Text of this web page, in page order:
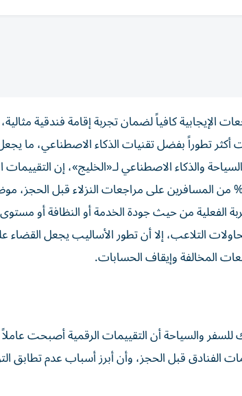
كافياً لضمان تجربة إقامة فندقية
تطوراً بفضل تقنيات الذكاء الاصطناعي، ما
والذكاء الاصطناعي لـ«الخليج»، إن التقييمات
المؤثرة في اختيار الفنادق، حيث يطّلع نحو 80% من المسافرين على مراجعات
الفعلية من حيث جودة الخدمة أو النظافة أو
التلاعب، إلا أن تطور الأساليب يجعل
المخالفة وإيقاف الحسابات.
للسفر والسياحة أن التقييمات الرقمية أصبحت
تقييمات الفنادق قبل الحجز، وأن أبرز أسباب عدم